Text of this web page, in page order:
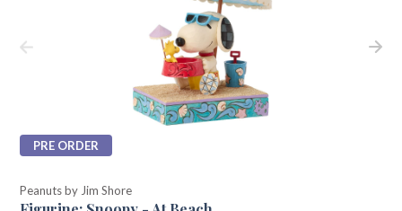
PRE ORDER
Peanuts by Jim Shore